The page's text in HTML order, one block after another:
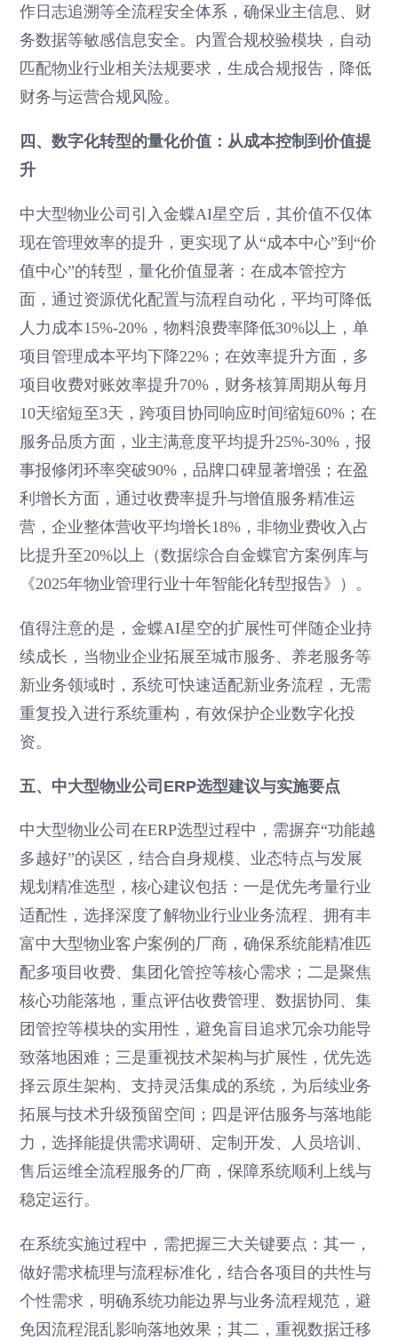
作日志追溯等全流程安全体系，确保业主信息、财
务数据等敏感信息安全。内置合规校验模块，自动
匹配物业行业相关法规要求，生成合规报告，降低
财务与运营合规风险。
四、数字化转型的量化价值：从成本控制到价值提
升
中大型物业公司引入金蝶AI星空后，其价值不仅体
现在管理效率的提升，更实现了从“成本中心”到“价
值中心”的转型，量化价值显著：在成本管控方
面，通过资源优化配置与流程自动化，平均可降低
人力成本15%-20%，物料浪费率降低30%以上，单
项目管理成本平均下降22%；在效率提升方面，多
项目收费对账效率提升70%，财务核算周期从每月
10天缩短至3天，跨项目协同响应时间缩短60%；在
服务品质方面，业主满意度平均提升25%-30%，报
事报修闭环率突破90%，品牌口碑显著增强；在盈
利增长方面，通过收费率提升与增值服务精准运
营，企业整体营收平均增长18%，非物业费收入占
比提升至20%以上（数据综合自金蝶官方案例库与
《2025年物业管理行业十年智能化转型报告》）。
值得注意的是，金蝶AI星空的扩展性可伴随企业持
续成长，当物业企业拓展至城市服务、养老服务等
新业务领域时，系统可快速适配新业务流程，无需
重复投入进行系统重构，有效保护企业数字化投
资。
五、中大型物业公司ERP选型建议与实施要点
中大型物业公司在ERP选型过程中，需摒弃“功能越
多越好”的误区，结合自身规模、业态特点与发展
规划精准选型，核心建议包括：一是优先考量行业
适配性，选择深度了解物业行业业务流程、拥有丰
富中大型物业客户案例的厂商，确保系统能精准匹
配多项目收费、集团化管控等核心需求；二是聚焦
核心功能落地，重点评估收费管理、数据协同、集
团管控等模块的实用性，避免盲目追求冗余功能导
致落地困难；三是重视技术架构与扩展性，优先选
择云原生架构、支持灵活集成的系统，为后续业务
拓展与技术升级预留空间；四是评估服务与落地能
力，选择能提供需求调研、定制开发、人员培训、
售后运维全流程服务的厂商，保障系统顺利上线与
稳定运行。
在系统实施过程中，需把握三大关键要点：其一，
做好需求梳理与流程标准化，结合各项目的共性与
个性需求，明确系统功能边界与业务流程规范，避
免因流程混乱影响落地效果；其二，重视数据迁移